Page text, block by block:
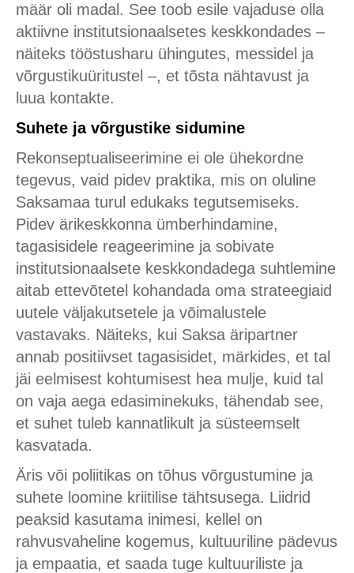
määr oli madal. See toob esile vajaduse olla
aktiivne institutsionaalsetes keskkondades –
näiteks tööstusharu ühingutes, messidel ja
võrgustikuüritustel –, et tõsta nähtavust ja
luua kontakte.
Suhete ja võrgustike sidumine
Rekonseptualiseerimine ei ole ühekordne
tegevus, vaid pidev praktika, mis on oluline
Saksamaa turul edukaks tegutsemiseks.
Pidev ärikeskkonna ümberhindamine,
tagasisidele reageerimine ja sobivate
institutsionaalsete keskkondadega suhtlemine
aitab ettevõtetel kohandada oma strateegiaid
uutele väljakutsetele ja võimalustele
vastavaks. Näiteks, kui Saksa äripartner
annab positiivset tagasisidet, märkides, et tal
jäi eelmisest kohtumisest hea mulje, kuid tal
on vaja aega edasiminekuks, tähendab see,
et suhet tuleb kannatlikult ja süsteemselt
kasvatada.
Äris või poliitikas on tõhus võrgustumine ja
suhete loomine kriitilise tähtsusega. Liidrid
peaksid kasutama inimesi, kellel on
rahvusvaheline kogemus, kultuuriline pädevus
ja empaatia, et saada tuge kultuuriliste ja